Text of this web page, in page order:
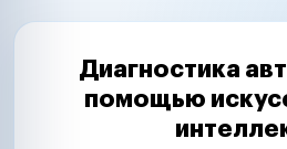
Диагностика
помощью